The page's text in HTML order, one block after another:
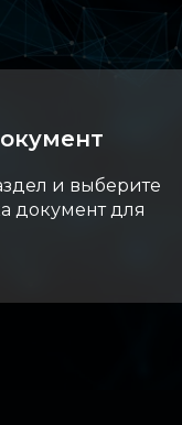
и выберите
документ для